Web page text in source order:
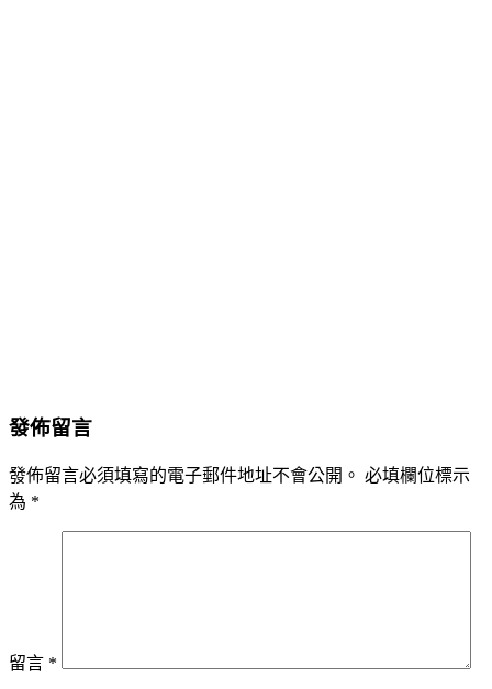
發佈留言
發佈留言必須填寫的電子郵件地址不會公開。 必填欄位標示
為 *
留言 *